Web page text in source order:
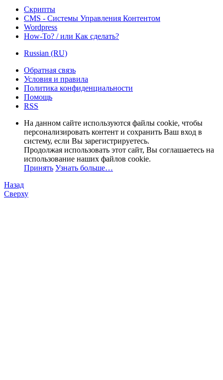
Скрипты
CMS - Системы Управления Контентом
Wordpress
How-To? / или Как сделать?
Russian (RU)
Обратная связь
Условия и правила
Политика конфиденциальности
Помощь
RSS
На данном сайте используются файлы cookie, чтобы
персонализировать контент и сохранить Ваш вход в
систему, если Вы зарегистрируетесь.
Продолжая использовать этот сайт, Вы соглашаетесь на
использование наших файлов cookie.
Принять Узнать больше…
Назад
Сверху